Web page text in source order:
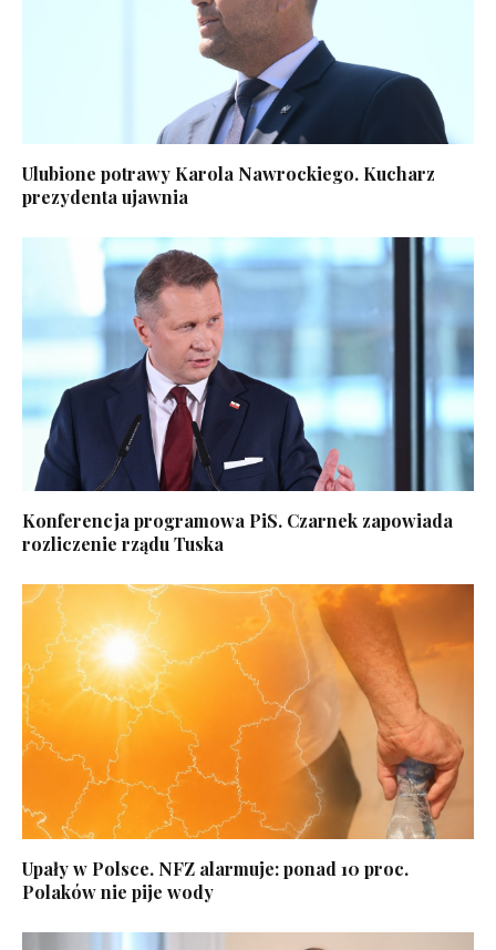
Ulubione potrawy Karola Nawrockiego. Kucharz
prezydenta ujawnia
Konferencja programowa PiS. Czarnek zapowiada
rozliczenie rządu Tuska
Upały w Polsce. NFZ alarmuje: ponad 10 proc.
Polaków nie pije wody